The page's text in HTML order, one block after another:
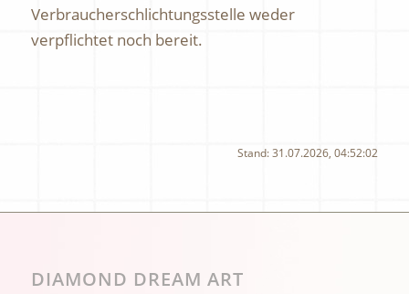
Verbraucherschlichtungsstelle weder
verpflichtet noch bereit.
Stand: 31.07.2026, 04:52:02
DIAMOND DREAM ART